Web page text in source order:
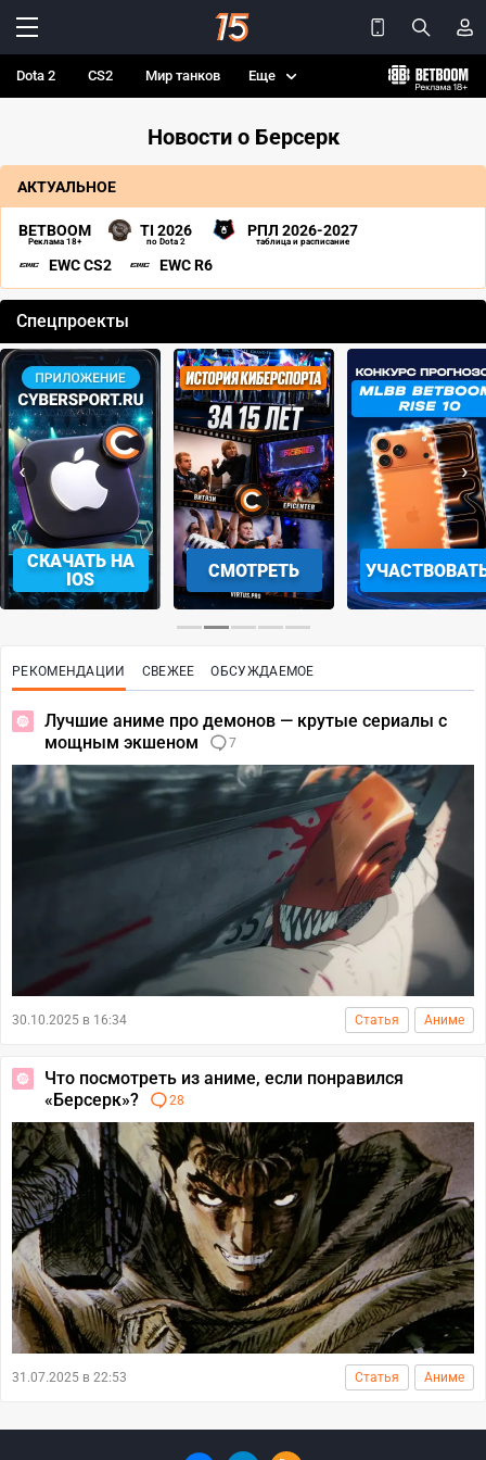
Dota 2 CS2 Мир танков Еще
Новости о Берсерк
АКТУАЛЬНОЕ
BETBOOM
Реклама 18+
TI 2026
по Dota 2
РПЛ 2026-2027
таблица и расписание
EWC CS2 EWC R6
Спецпроекты
СКАЧАТЬ НА
IOS
СМОТРЕТЬ
‹ ›
РЕКОМЕНДАЦИИ СВЕЖЕЕ ОБСУЖДАЕМОЕ
Лучшие аниме про демонов — крутые сериалы с
мощным экшеном
7
30.10.2025 в 16:34 Статья Аниме
Что посмотреть из аниме, если понравился
«Берсерк»?
28
31.07.2025 в 22:53 Статья Аниме